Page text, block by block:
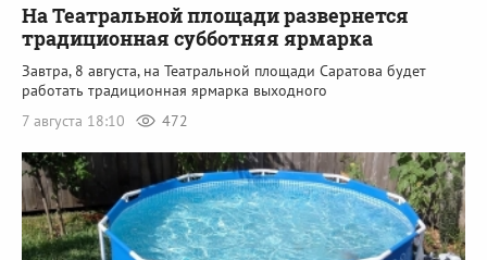
На Театральной площади развернется
традиционная субботняя ярмарка
Завтра, 8 августа, на Театральной площади Саратова будет
работать традиционная ярмарка выходного
7 августа 18:10
472